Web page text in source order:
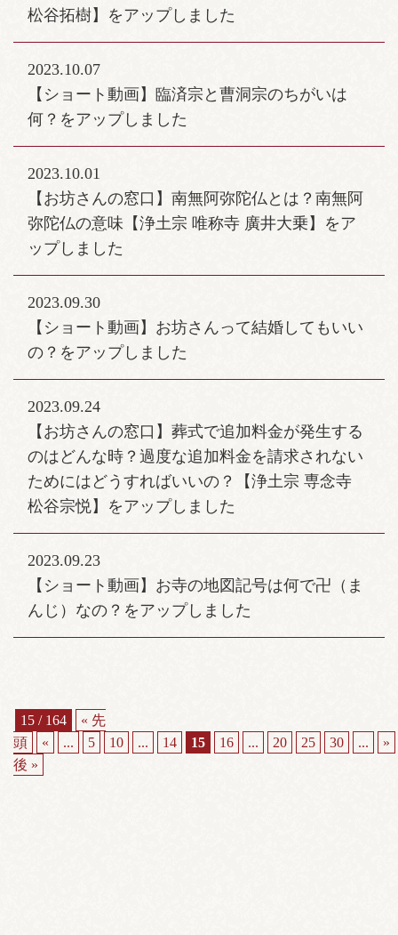
松谷拓樹】をアップしました
2023.10.07
【ショート動画】臨済宗と曹洞宗のちがいは
何？をアップしました
2023.10.01
【お坊さんの窓口】南無阿弥陀仏とは？南無阿
弥陀仏の意味【浄土宗 唯称寺 廣井大乗】をア
ップしました
2023.09.30
【ショート動画】お坊さんって結婚してもいい
の？をアップしました
2023.09.24
【お坊さんの窓口】葬式で追加料金が発生する
のはどんな時？過度な追加料金を請求されない
ためにはどうすればいいの？【浄土宗 専念寺
松谷宗悦】をアップしました
2023.09.23
【ショート動画】お寺の地図記号は何で卍（ま
んじ）なの？をアップしました
15 / 164
« 先
頭
« ... 5 10 ... 14 15 16 ... 20 25 30 ...
»
後 »